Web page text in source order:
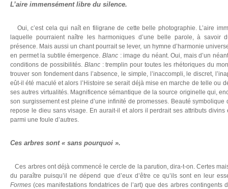
L’aire immensément libre du silence.
Oui, c’est cela qui naît en filigrane de cette belle photographie. L’aire
laquelle pourraient naître les harmoniques d’une belle parole, à savoir
présence. Mais aussi un chant pourrait se lever, un hymne d’harmonie
en permet la subtile émergence.Blanc : image du néant. Oui, mais d’un
conditions de possibilités. Blanc : tremplin pour toutes les rhétoriques du
trouver son fondement dans l’absence, le simple, l’inaccompli, le discret,
eût-il été maculé et alors l’Histoire se serait déjà mise en marche de telle ou
ses autres virtualités. Magnificence sémantique de la source originelle qui,
son surgissement est pleine d’une infinité de promesses. Beauté
repose le dieu sans visage. En aurait-il et alors il perdrait ses attributs divins
parmi une foule d’autres.
Ces arbres sont « sans pourquoi ».
Ces arbres ont déjà commencé le cercle de la parution, dira-t-on. Certes
du paraître puisqu’il ne dépend que d’eux d’être ce qu’ils sont en leur
Formes (ces manifestations fondatrices de l’art) que des arbres contingents